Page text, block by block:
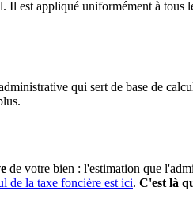
est appliqué uniformément à tous
qui sert de base de
de votre bien : l'estimation que
de la taxe foncière est ici. C'est là